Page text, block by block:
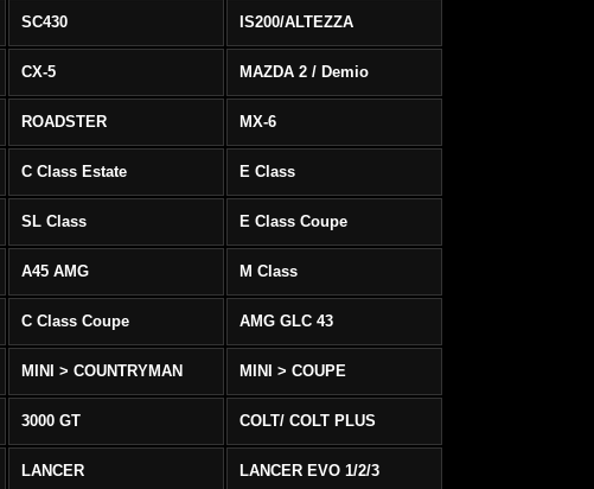
SC430 IS200/ALTEZZA
CX-5 MAZDA 2 / Demio
ROADSTER MX-6
C Class Estate E Class
SL Class E Class Coupe
A45 AMG M Class
C Class Coupe AMG GLC 43
MINI > COUNTRYMAN MINI > COUPE
3000 GT COLT/ COLT PLUS
LANCER LANCER EVO 1/2/3